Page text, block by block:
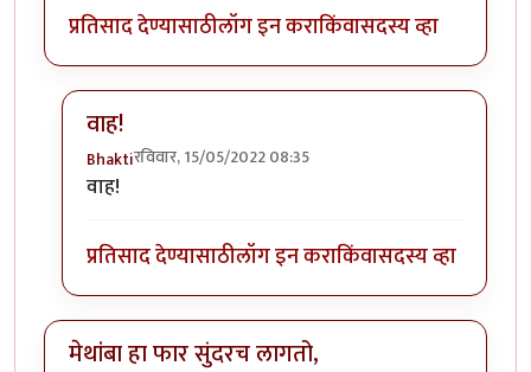
प्रतिसाद देण्यासाठीलॉग इन कराकिंवासदस्य व्हा
वाह!
Bhaktiरविवार, 15/05/2022 08:35
In reply to
वाह!
प्रतिसाद देण्यासाठीलॉग इन कराकिंवासदस्य व्हा
मेथांबा हा फार सुंदरच लागतो,